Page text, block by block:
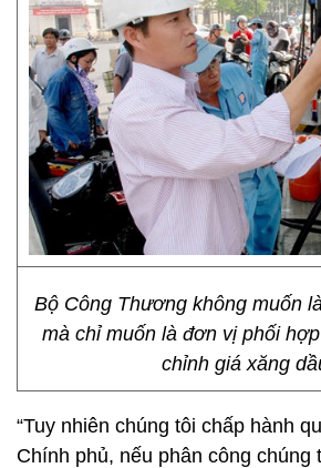
Bộ Công Thương không muốn
mà chỉ muốn là đơn vị phối
chỉnh giá xăng
“Tuy nhiên chúng tôi chấp hành
Chính phủ, nếu phân công chúng